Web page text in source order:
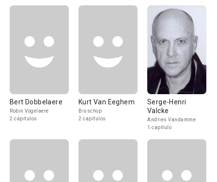
Bert Dobbelaere
Robin Vogelaere
2 capítulos
Kurt Van Eeghem
Bisschop
2 capítulos
Serge-Henri
Valcke
Andries Vandamme
1 capítulo